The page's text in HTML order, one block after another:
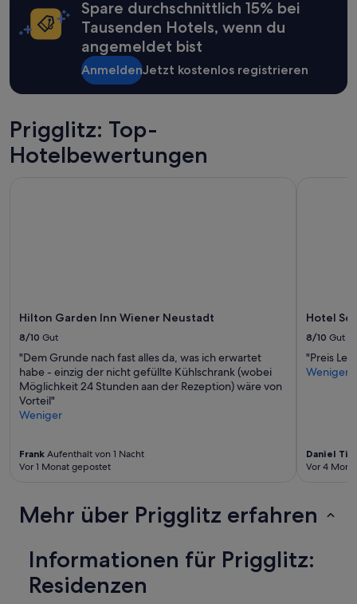
können
zusätzliche
Bedingungen
Spare durchschnittlich 15% bei
Tausenden Hotels, wenn du
angemeldet bist
AnmeldenJetzt kostenlos registrieren
Prigglitz: Top-
Hotelbewertungen
Hilton Garden Inn Wiener Neustadt
8/10 Gut
"Dem Grunde nach fast alles da, was ich erwartet
habe - einzig der nicht gefüllte Kühlschrank (wobei
Möglichkeit 24 Stunden aan der Rezeption) wäre von
Vorteil"
Weniger
Frank Aufenthalt von 1 Nacht
Vor 1 Monat gepostet
Hotel
8/10 Gut
"Preis
Weniger
Daniel
Vor 4
Mehr über Prigglitz erfahren
Informationen für Prigglitz:
Residenzen